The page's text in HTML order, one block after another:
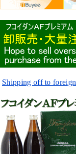
Shipping off to